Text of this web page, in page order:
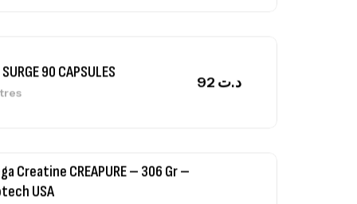
SURGE 90 CAPSULES
د.ت
Creatine CREAPURE – 306 Gr –
USA